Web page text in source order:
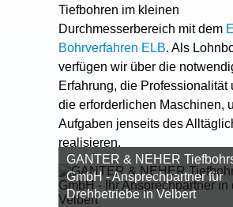
Tiefbohren im kleinen
Durchmesserbereich mit dem
Bohrverfahren ELB. Als
verfügen wir über die
Erfahrung, die Professionalität
die erforderlichen Maschinen,
Aufgaben jenseits des
realisieren.
GANTER & NEHER
GmbH - Ansprechpartner für
Drehbetriebe in Velbert